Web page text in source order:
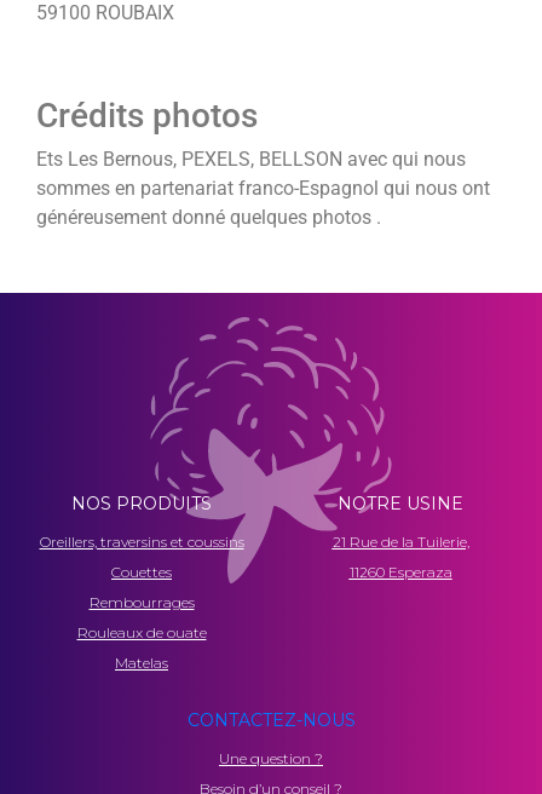
59100 ROUBAIX
Crédits photos
Ets Les Bernous, PEXELS, BELLSON avec qui nous
sommes en partenariat franco-Espagnol qui nous ont
généreusement donné quelques photos .
NOS PRODUITS
Oreillers, traversins et coussins
Couettes
Rembourrages
Rouleaux de ouate
Matelas
NOTRE USINE
21 Rue de la Tuilerie,
11260 Esperaza
CONTACTEZ-NOUS
Une question ?
Besoin d’un conseil ?